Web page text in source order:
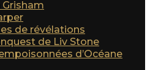
de révélations
de Liv Stone
d’Océane